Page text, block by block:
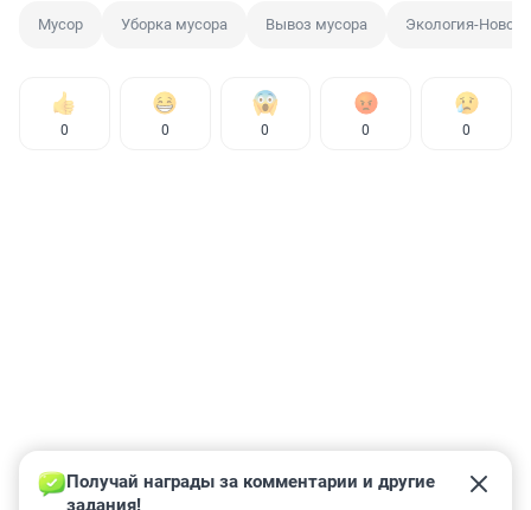
Мусор Уборка мусора Вывоз мусора Экология-
0 0 0 0 0
Получай награды за комментарии и другие
задания!